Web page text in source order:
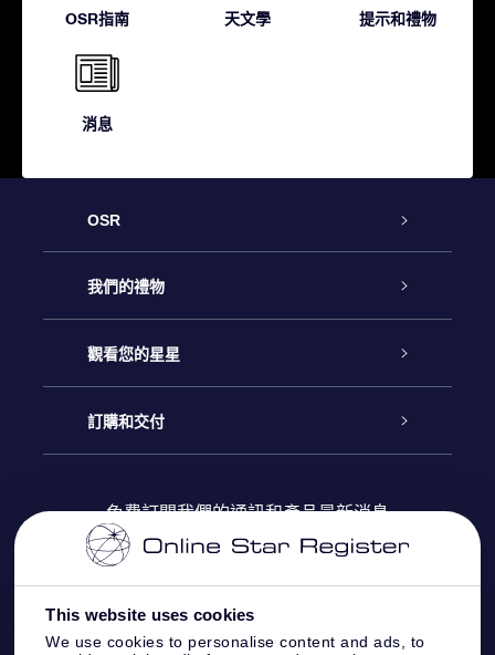
This website uses cookies
We use cookies to personalise content and ads, to
OSR指南 天文學 提示和禮物
消息
OSR
客戶服務
聯繫我們
博客
評論
我們的禮物
Online Star禮物
OSR禮物包
OSR 禮物卡
公司禮品
觀看您的星星
星星注册
個性化的Star Page
One Million Stars
訂購和交付
付款資訊
配送信息
免費訂閱我們的通訊和產品最新消息